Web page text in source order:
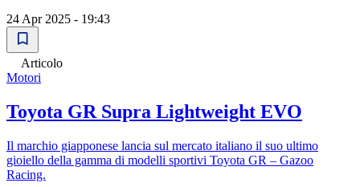
24 Apr 2025 - 19:43
Articolo
Motori
Toyota GR Supra Lightweight EVO
Il marchio giapponese lancia sul mercato italiano il suo ultimo
gioiello della gamma di modelli sportivi Toyota GR – Gazoo
Racing.